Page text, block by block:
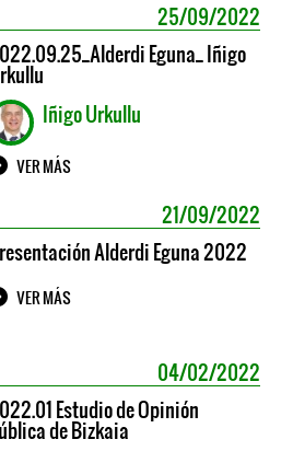
25/09/2022
Eguna_ Iñigo
Iñigo Urkullu
VER MÁS
21/09/2022
Alderdi Eguna 2022
VER MÁS
04/02/2022
Estudio de Opinión
de Bizkaia